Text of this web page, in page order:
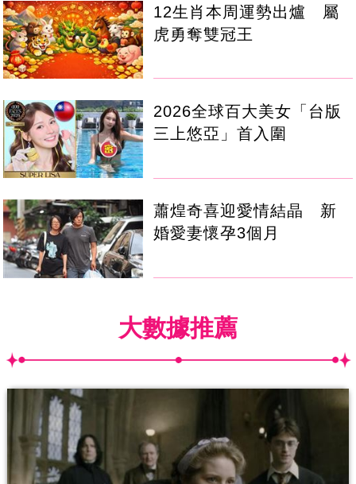
12生肖本周運勢出爐 屬
虎勇奪雙冠王
2026全球百大美女「台版
三上悠亞」首入圍
蕭煌奇喜迎愛情結晶 新
婚愛妻懷孕3個月
大數據推薦